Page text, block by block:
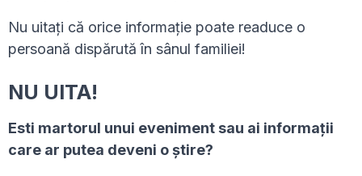
Nu uitaţi că orice informaţie poate readuce o
persoană dispărută în sânul familiei!
NU UITA!
Esti martorul unui eveniment sau ai informaţii
care ar putea deveni o ştire?